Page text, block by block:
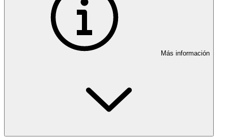
Más información